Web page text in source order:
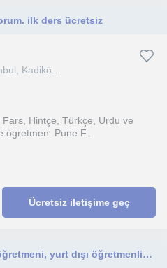
ilk ders ücretsiz
Kadikö...
Hintçe, Türkçe, Urdu ve
Pune F...
Ücretsiz iletişime geç
13 yıllık deneyimli İngilizce öğretmeni, yurt dışı öğretmenlik deneyimiyle online ve yüz yüze ders verilir